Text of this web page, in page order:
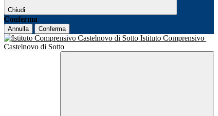
Chiudi
Conferma
Annulla Conferma
Istituto Comprensivo
Castelnovo di Sotto